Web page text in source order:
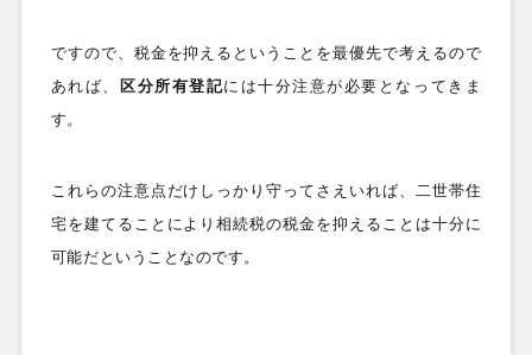
ですので、税金を抑えるということを最優先で考えるので
あれば、
区分所有登記には十分注意が必要となってきま
す。
これらの注意点だけしっかり守ってさえいれば、二世帯住
宅を建てることにより相続税の税金を抑えることは十分に
可能だということなのです。